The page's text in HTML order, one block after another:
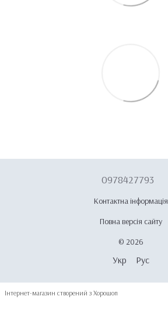
0978427793
Контактна інформація
Повна версія сайту
© 2026
Укр Рус
Інтернет-магазин створений з Хорошоп